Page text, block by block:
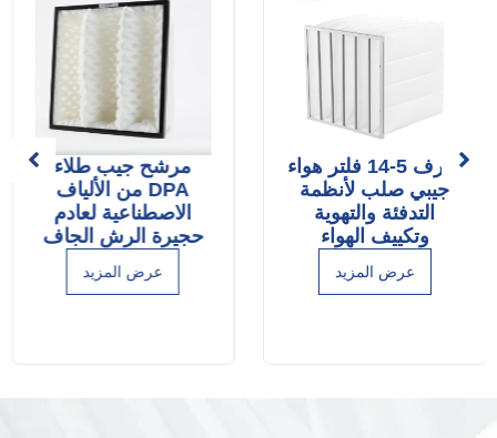
ميرف 5-14 فلتر هواء
جيبي صلب لأنظمة
التدفئة والتهوية
وتكييف الهواء
عرض المزيد
مرشح جيب طلاء
DPA من الألياف
الاصطناعية لعادم
حجيرة الرش الجاف
عرض المزيد